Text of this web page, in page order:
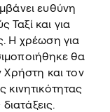
ευθύνη
Ταξί και για
Η χρέωση για
θα
και τον